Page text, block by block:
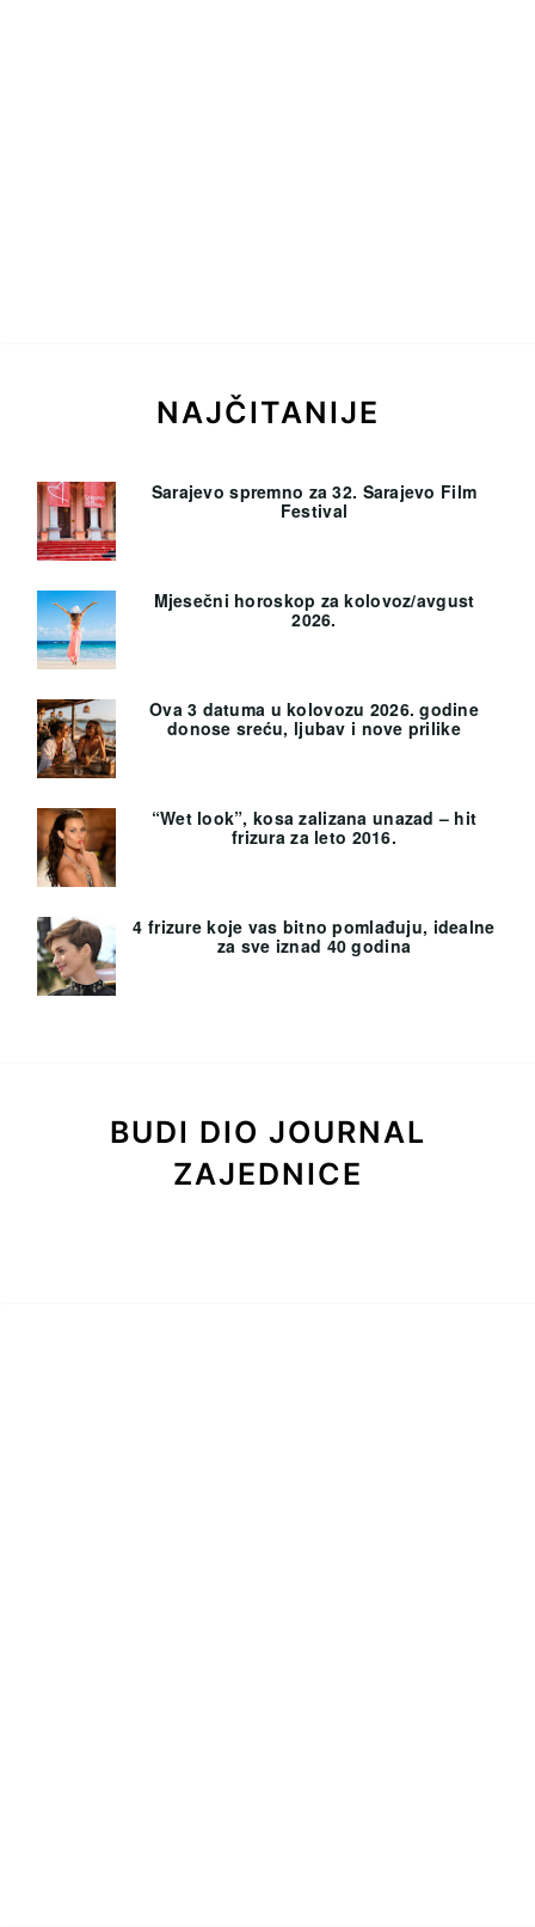
NAJČITANIJE
Sarajevo spremno za 32. Sarajevo Film
Festival
Mjesečni horoskop za kolovoz/avgust
2026.
Ova 3 datuma u kolovozu 2026. godine
donose sreću, ljubav i nove prilike
“Wet look”, kosa zalizana unazad – hit
frizura za leto 2016.
4 frizure koje vas bitno pomlađuju, idealne
za sve iznad 40 godina
BUDI DIO JOURNAL
ZAJEDNICE